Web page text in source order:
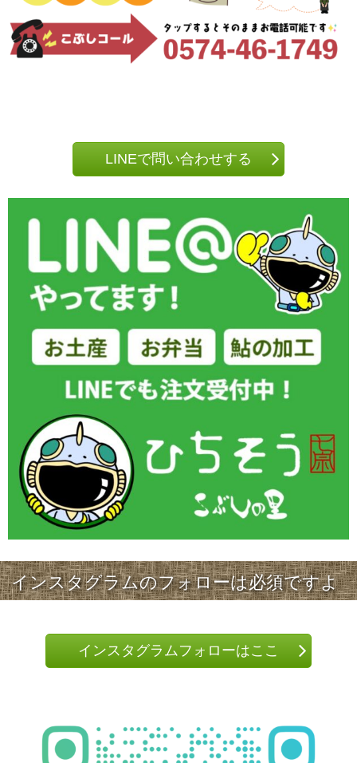
LINEで問い合わせする
インスタグラムのフォローは必須ですよ
インスタグラムフォローはここ